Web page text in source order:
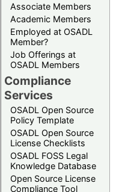
Associate Members
Academic Members
Employed at OSADL
Member?
Job Offerings at
OSADL Members
Compliance
Services
OSADL Open Source
Policy Template
OSADL Open Source
License Checklists
OSADL FOSS Legal
Knowledge Database
Open Source License
Compliance Tool